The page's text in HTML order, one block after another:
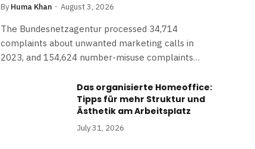
By Huma Khan August 3, 2026
The Bundesnetzagentur processed 34,714
complaints about unwanted marketing calls in
2023, and 154,624 number-misuse complaints…
Das organisierte Homeoffice:
Tipps für mehr Struktur und
Ästhetik am Arbeitsplatz
July 31, 2026